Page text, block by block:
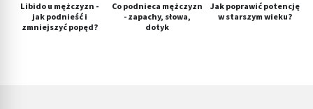
Libido u mężczyzn -
jak podnieść i
zmniejszyć popęd?
Co podnieca mężczyzn
- zapachy, słowa,
dotyk
Jak poprawić potencję
w starszym wieku?